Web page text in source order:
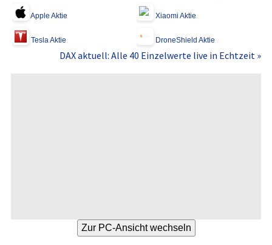
Apple Aktie Xiaomi Aktie
Tesla Aktie DroneShield Aktie
DAX aktuell: Alle 40 Einzelwerte live in Echtzeit »